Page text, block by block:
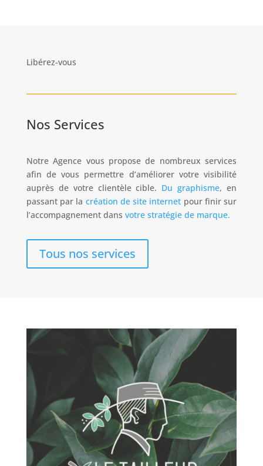
Libérez-vous
Nos Services
Notre Agence vous propose de nombreux services
afin de vous permettre d’améliorer votre visibilité
auprès de votre clientèle cible. Du graphisme, en
passant par la création de site internet pour finir sur
l’accompagnement dans votre stratégie de marque.
Tous nos services